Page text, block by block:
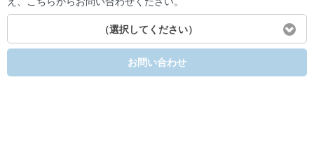
（選択してください）
お問い合わせ